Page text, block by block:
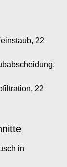
22
22
in